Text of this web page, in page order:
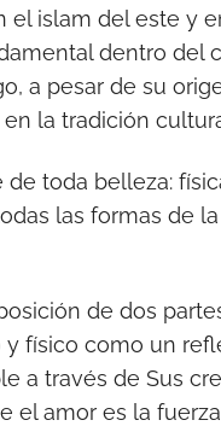
islam del este y
dentro del
a pesar de su
la tradición
toda belleza:
las formas de
de dos
físico como un
a través de Sus
el amor es la